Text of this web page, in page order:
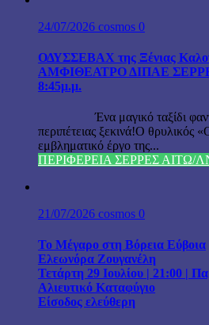
24/07/2026 cosmos 0
ΟΔΥΣΣΕΒΑΧ της Ξένιας
ΑΜΦΙΘΕΑΤΡΟ ΔΙΠΑΕ ΣΕΡΡΕΣ
8:45μ.μ.
Ένα μαγικό ταξίδι
περιπέτειας ξεκινά!Ο θρυλικός
εμβληματικό έργο της...
ΠΕΡΙΦΕΡΕΙΑ ΣΕΡΡΕΣ ΑΙΤΩ/
21/07/2026 cosmos 0
Το Μέγαρο στη Βόρεια Εύβοια
Ελεωνόρα Ζουγανέλη
Τετάρτη 29 Ιουλίου | 21:00 |
Αλιευτικό Καταφύγιο
Είσοδος ελεύθερη